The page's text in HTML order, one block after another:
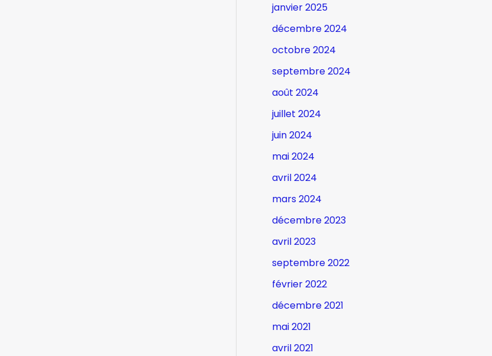
janvier 2025
décembre 2024
octobre 2024
septembre 2024
août 2024
juillet 2024
juin 2024
mai 2024
avril 2024
mars 2024
décembre 2023
avril 2023
septembre 2022
février 2022
décembre 2021
mai 2021
avril 2021